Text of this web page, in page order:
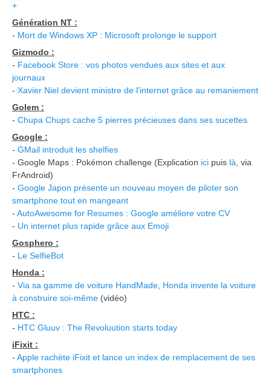
+
Génération NT :
- Mort de Windows XP : Microsoft prolonge le support
Gizmodo :
- Facebook Store : vos photos vendues aux sites et aux
journaux
- Xavier Niel devient ministre de l'internet grâce au remaniement
Golem :
- Chupa Chups cache 5 pierres précieuses dans ses sucettes
Google :
- GMail introduit les shelfies
- Google Maps : Pokémon challenge (Explication ici puis là , via
FrAndroid)
- Google Japon présente un nouveau moyen de piloter son
smartphone tout en mangeant
- AutoAwesome for Resumes : Google améliore votre CV
- Un internet plus rapide grâce aux Emoji
Gosphero :
- Le SelfieBot
Honda :
- Via sa gamme de voiture HandMade, Honda invente la voiture
à construire soi-même (vidéo)
HTC :
- HTC Gluuv : The Revoluution starts today
iFixit :
- Apple rachète iFixit et lance un index de remplacement de ses
smartphones